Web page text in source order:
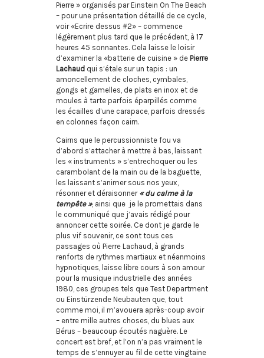
Pierre » organisés par Einstein On The Beach
– pour une présentation détaillé de ce cycle,
voir «Ecrire dessus #2» – commence
légèrement plus tard que le précédent, à 17
heures 45 sonnantes. Cela laisse le loisir
d’examiner la «batterie de cuisine » de Pierre
Lachaud qui s’étale sur un tapis : un
amoncellement de cloches, cymbales,
gongs et gamelles, de plats en inox et de
moules à tarte parfois éparpillés comme
les écailles d’une carapace, parfois dressés
en colonnes façon cairn.
Cairns que le percussionniste fou va
d’abord s’attacher à mettre à bas, laissant
les « instruments » s’entrechoquer ou les
carambolant de la main ou de la baguette,
les laissant s’animer sous nos yeux,
résonner et déraisonner « du calme à la
tempête », ainsi que je le promettais dans
le communiqué que j’avais rédigé pour
annoncer cette soirée. Ce dont je garde le
plus vif souvenir, ce sont tous ces
passages où Pierre Lachaud, à grands
renforts de rythmes martiaux et néanmoins
hypnotiques, laisse libre cours à son amour
pour la musique industrielle des années
1980, ces groupes tels que Test Department
ou Einstürzende Neubauten que, tout
comme moi, il m’avouera après-coup avoir
– entre mille autres choses, du blues aux
Bérus – beaucoup écoutés naguère. Le
concert est bref, et l’on n’a pas vraiment le
temps de s’ennuyer au fil de cette vingtaine